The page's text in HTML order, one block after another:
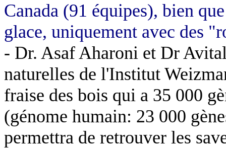
Canada (91 équipes), bien
glace, uniquement avec des
- Dr. AsafAharoni et Dr
naturelles de l'Institut
fraise des bois qui a 35 000
(génome humain: 23 000
permettra de retrouver les